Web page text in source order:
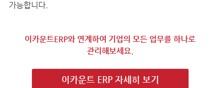
가능합니다.
이카운트ERP와 연계하여 기업의 모든 업무를 하나로
관리해보세요.
이카운트 ERP 자세히 보기